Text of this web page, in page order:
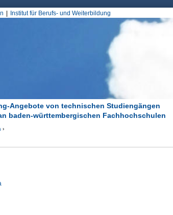
Institut für Berufs- und Weiterbildung
Angebote von technischen Studiengängen
baden-württembergischen Fachhochschulen
›